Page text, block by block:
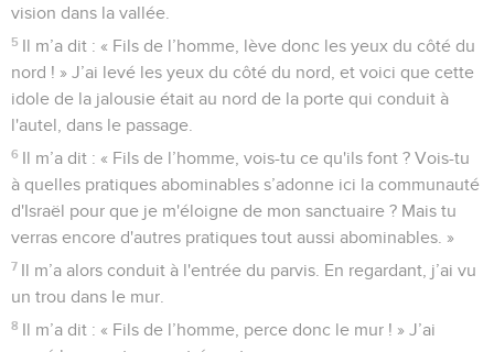
vision dans la vallée.
5 Il m’a dit : « Fils de l’homme, lève donc les yeux du côté du
nord ! » J’ai levé les yeux du côté du nord, et voici que cette
idole de la jalousie était au nord de la porte qui conduit à
l'autel, dans le passage.
6 Il m’a dit : « Fils de l’homme, vois-tu ce qu'ils font ? Vois-tu
à quelles pratiques abominables s’adonne ici la communauté
d'Israël pour que je m'éloigne de mon sanctuaire ? Mais tu
verras encore d'autres pratiques tout aussi abominables. »
7 Il m’a alors conduit à l'entrée du parvis. En regardant, j’ai vu
un trou dans le mur.
8 Il m’a dit : « Fils de l’homme, perce donc le mur ! » J’ai